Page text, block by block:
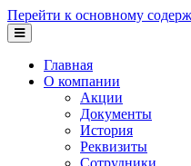
Перейти к основному
Главная
О компании
Акции
Документы
История
Реквизиты
Сотрудники